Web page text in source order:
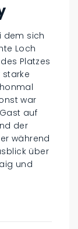
dem sich
Loch
Platzes
war
auf
der
während
über
und